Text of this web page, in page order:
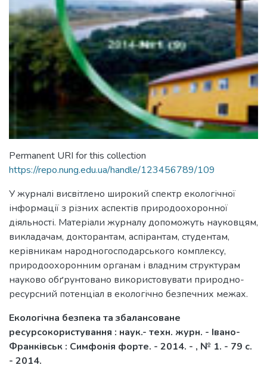
Permanent URI for this collection
https://repo.nung.edu.ua/handle/123456789/109
У журналі висвітлено широкий спектр екологічної
інформації з різних аспектів природоохоронної
діяльності. Матеріали журналу допоможуть науковцям,
викладачам, докторантам, аспірантам, студентам,
керівникам народногосподарського комплексу,
природоохоронним органам і владним структурам
науково обґрунтовано використовувати природно-
ресурсний потенціал в екологічно безпечних межах.
Екологічна безпека та збалансоване
ресурсокористування : наук.- техн. журн. - Івано-
Франківськ : Симфонія форте. - 2014. - , № 1. - 79 с.
- 2014.